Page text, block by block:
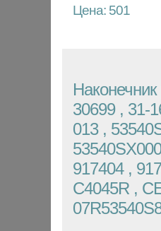
Цена: 501
30699 , 31-
013 ,
917404 ,
C4045R ,